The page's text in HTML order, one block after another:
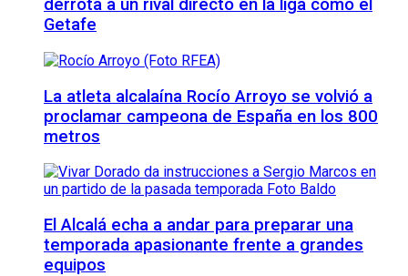
derrota a un rival directo en la liga como el
Getafe
La atleta alcalaína Rocío Arroyo se volvió a
proclamar campeona de España en los 800
metros
El Alcalá echa a andar para preparar una
temporada apasionante frente a grandes
equipos